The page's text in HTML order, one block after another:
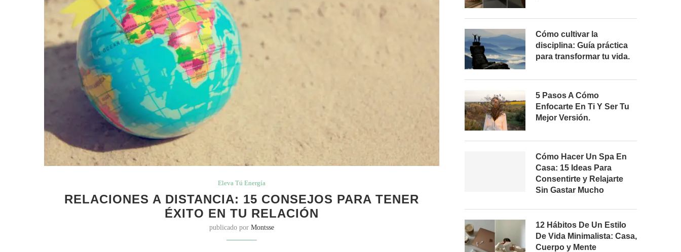
Eleva Tú Energía
RELACIONES A DISTANCIA: 15 CONSEJOS PARA TENER
ÉXITO EN TU RELACIÓN
publicado por Montsse
Cómo cultivar la
disciplina: Guía práctica
para transformar tu vida.
5 Pasos A Cómo
Enfocarte En Ti Y Ser Tu
Mejor Versión.
Cómo Hacer Un Spa En
Casa: 15 Ideas Para
Consentirte y Relajarte
Sin Gastar Mucho
12 Hábitos De Un Estilo
De Vida Minimalista: Casa,
Cuerpo y Mente